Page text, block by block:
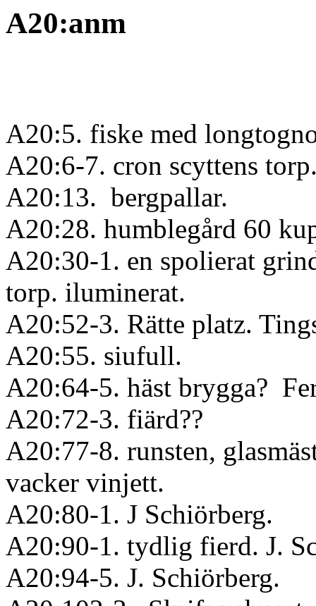
A20:anm
A20:5. fiske med
A20:6-7. cron scyttens
A20:13. bergpallar.
A20:28. humblegård 60
A20:30-1. en spolierat
torp. iluminerat.
A20:52-3. Rätte platz.
A20:55. siufull.
A20:64-5. häst brygga?
A20:72-3. fiärd??
A20:77-8. runsten,
vacker vinjett.
A20:80-1. J Schiörberg.
A20:90-1. tydlig fierd. J.
A20:94-5. J. Schiörberg.